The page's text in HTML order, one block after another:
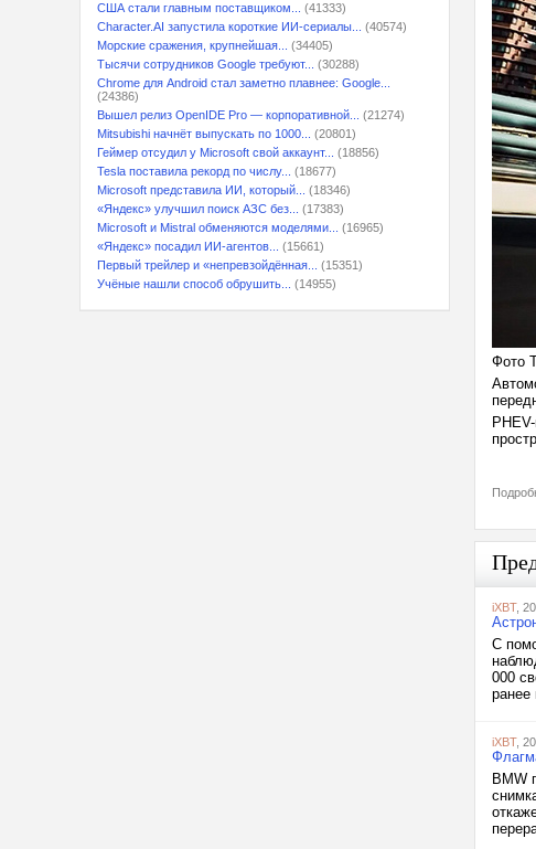
США стали главным поставщиком...
(41333)
Character.AI запустила короткие ИИ-сериалы...
(40574)
Морские сражения, крупнейшая...
(34405)
Тысячи сотрудников Google требуют...
(30288)
Chrome для Android стал заметно плавнее: Google...
(24386)
Вышел релиз OpenIDE Pro — корпоративной...
(21274)
Mitsubishi начнёт выпускать по 1000...
(20801)
Геймер отсудил у Microsoft свой аккаунт...
(18856)
Tesla поставила рекорд по числу...
(18677)
Microsoft представила ИИ, который...
(18346)
«Яндекс» улучшил поиск АЗС без...
(17383)
Microsoft и Mistral обменяются моделями...
(16965)
«Яндекс» посадил ИИ-агентов...
(15661)
Первый трейлер и «непревзойдённая...
(15351)
Учёные нашли способ обрушить...
(14955)
Фото
iXBT,
С
000
ранее
iXBT,
BMW